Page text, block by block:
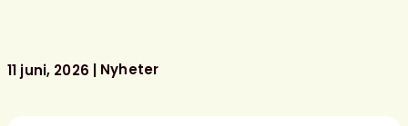
ditt
11 juni, 2026 Nyheter